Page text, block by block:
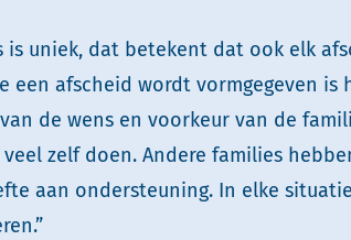
is uniek, dat betekent dat ook elk
een afscheid wordt vormgegeven is
de wens en voorkeur van de
zelf doen. Andere families
aan ondersteuning. In elke